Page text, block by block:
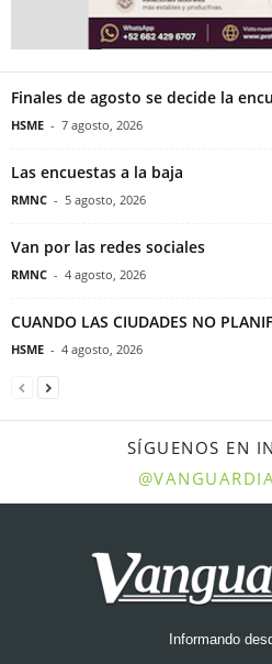
Finales de agosto se decide la
HSME - 7 agosto, 2026
Las encuestas a la baja
RMNC - 5 agosto, 2026
Van por las redes sociales
RMNC - 4 agosto, 2026
CUANDO LAS CIUDADES NO
HSME - 4 agosto, 2026
SÍGUENOS EN
Informando